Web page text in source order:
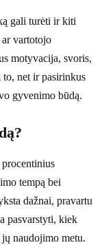
gali turėti ir kiti
vartotojo
motyvacija, svoris,
net ir pasirinkus
gyvenimo būdą.
tempą bei
dažnai, pravartu
pasvarstyti, kiek
naudojimo metu.